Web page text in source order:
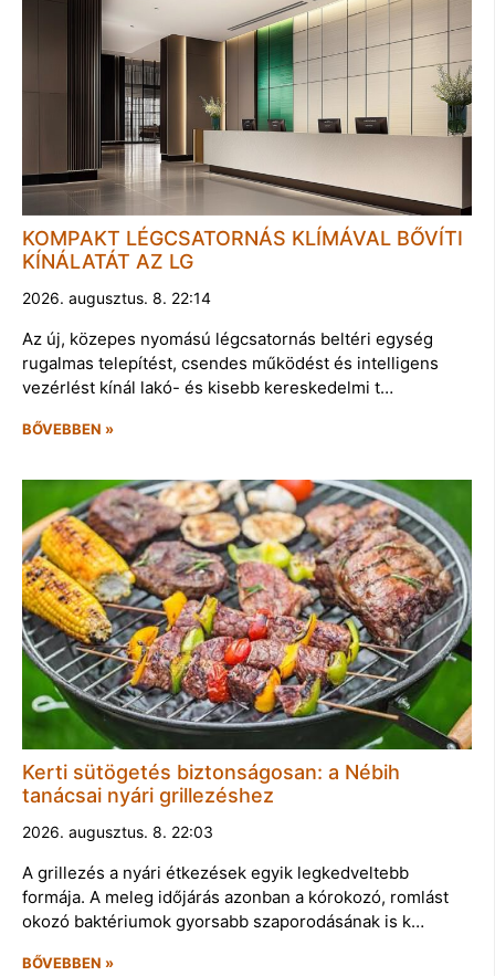
KOMPAKT LÉGCSATORNÁS KLÍMÁVAL BŐVÍTI
KÍNÁLATÁT AZ LG
2026. augusztus. 8. 22:14
Az új, közepes nyomású légcsatornás beltéri egység
rugalmas telepítést, csendes működést és intelligens
vezérlést kínál lakó- és kisebb kereskedelmi t…
BŐVEBBEN »
Kerti sütögetés biztonságosan: a Nébih
tanácsai nyári grillezéshez
2026. augusztus. 8. 22:03
A grillezés a nyári étkezések egyik legkedveltebb
formája. A meleg időjárás azonban a kórokozó, romlást
okozó baktériumok gyorsabb szaporodásának is k…
BŐVEBBEN »